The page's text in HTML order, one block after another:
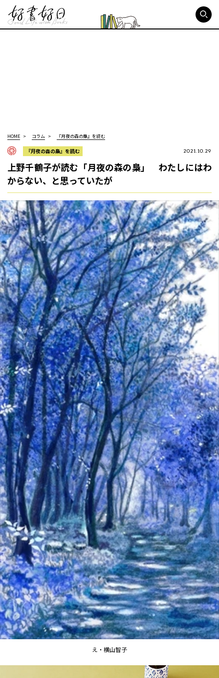
HOME コラム 『月夜の森の梟』を読む
『月夜の森の梟』を読む 2021.10.29
上野千鶴子が読む「月夜の森の梟」 わたしにはわ
からない、と思っていたが
え・横山智子